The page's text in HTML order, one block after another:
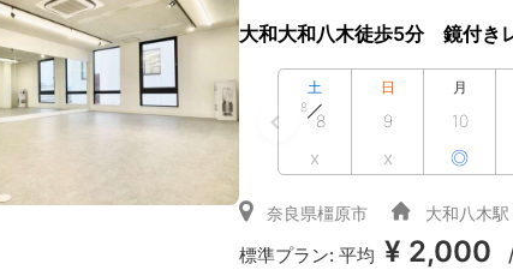
大和大和八木徒歩5分 鏡付き
土
8
8
x
日
9
x
月
10
◎
奈良県橿原市 大和八木
標準プラン:平均 ¥ 2,000